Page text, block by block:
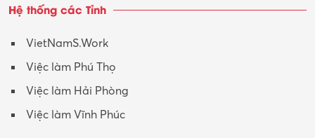
Hệ thống các Tỉnh
VietNamS.Work
Việc làm Phú Thọ
Việc làm Hải Phòng
Việc làm Vĩnh Phúc